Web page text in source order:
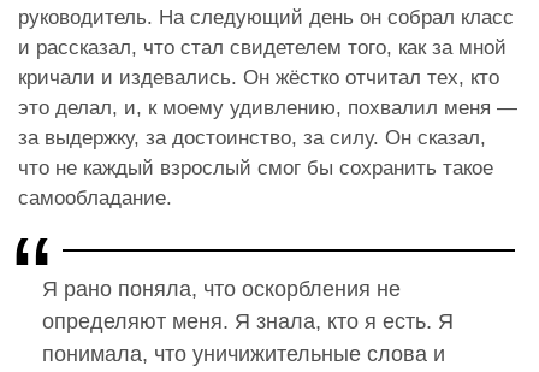
руководитель. На следующий день он собрал класс
и рассказал, что стал свидетелем того, как за мной
кричали и издевались. Он жёстко отчитал тех, кто
это делал, и, к моему удивлению, похвалил меня —
за выдержку, за достоинство, за силу. Он сказал,
что не каждый взрослый смог бы сохранить такое
самообладание.
Я рано поняла, что оскорбления не
определяют меня. Я знала, кто я есть. Я
понимала, что уничижительные слова и